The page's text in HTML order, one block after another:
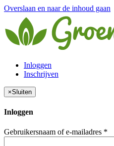
Overslaan en naar de inhoud gaan
Inloggen
Inschrijven
×Sluiten
Inloggen
Gebruikersnaam of e-mailadres *